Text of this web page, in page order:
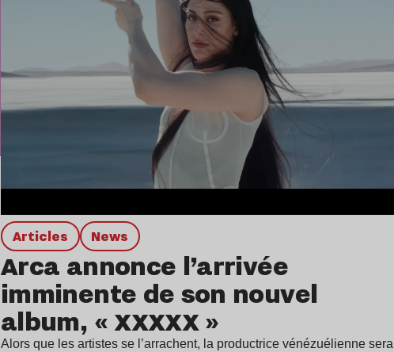
Articles news
Arca annonce l’arrivée
imminente de son nouvel
album, « XXXXX »
Alors que les artistes se l’arrachent, la productrice vénézuélienne sera